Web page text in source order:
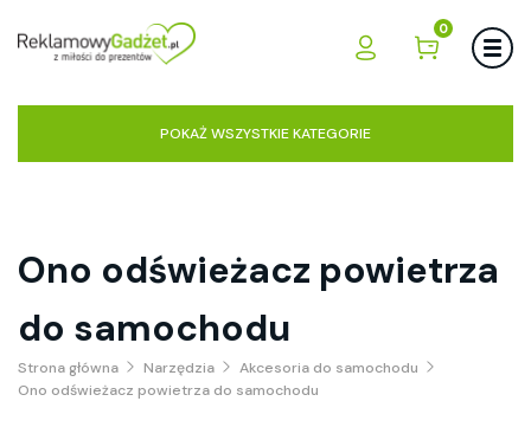
0
POKAŻ WSZYSTKIE KATEGORIE
Ono odświeżacz powietrza
do samochodu
Strona główna Narzędzia
Akcesoria do samochodu
Ono odświeżacz powietrza do samochodu